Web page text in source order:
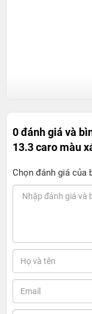
1. Giới thiệu
SSIMOO là một
kiện công nghệ,
laptop và
0 đánh giá và
13.3 caro màu
Chọn đánh giá của